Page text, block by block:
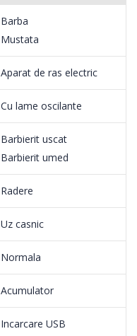
Barba
Mustata
Aparat de ras electric
Cu lame oscilante
Barbierit uscat
Barbierit umed
Radere
Uz casnic
Normala
Acumulator
Incarcare USB